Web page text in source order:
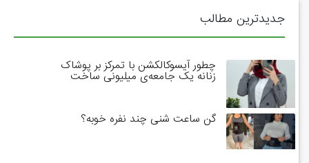
جدیدترین مطالب
چطور آیسوکالکشن با تمرکز بر پوشاک
زنانه یک جامعه‌ی میلیونی ساخت
گن ساعت شنی چند نفره خوبه؟